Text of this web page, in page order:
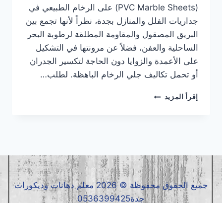
(PVC Marble Sheets) على الرخام الطبيعي في
جداريات الفلل والمنازل بجدة، نظراً لأنها تجمع بين
البريق المصقول والمقاومة المطلقة لرطوبة البحر
الساحلية والعفن، فضلاً عن مرونتها في التشكيل
على الأعمدة والزوايا دون الحاجة لتكسير الجدران
أو تحمل تكاليف جلي الرخام الباهظة. لطلب…
إقرأ المزيد تركيب
بديل
الرخام
جده
|
بديل
جميع الحقوق محفوظة © 2026 معلم دهانات وديكورات
جدة0536399425